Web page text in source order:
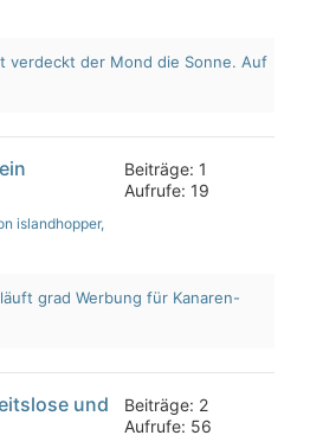
verdeckt der Mond die Sonne. Auf
islandhopper,
Beiträge: 1
Aufrufe: 19
grad Werbung für Kanaren-
und
Beiträge: 2
Aufrufe: 56